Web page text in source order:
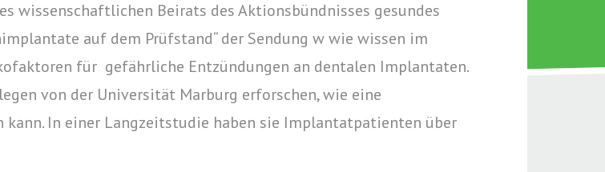
wissenschaftlichen Beirats des Aktionsbündnisses gesundes
auf dem Prüfstand“ der Sendung w wie wissen im
für gefährliche Entzündungen an dentalen Implantaten.
von der Universität Marburg erforschen, wie eine
In einer Langzeitstudie haben sie Implantatpatienten über